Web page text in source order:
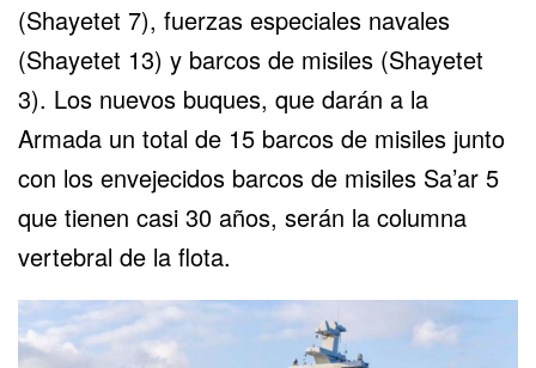
(Shayetet 7), fuerzas especiales navales
(Shayetet 13) y barcos de misiles (Shayetet
3). Los nuevos buques, que darán a la
Armada un total de 15 barcos de misiles junto
con los envejecidos barcos de misiles Sa’ar 5
que tienen casi 30 años, serán la columna
vertebral de la flota.